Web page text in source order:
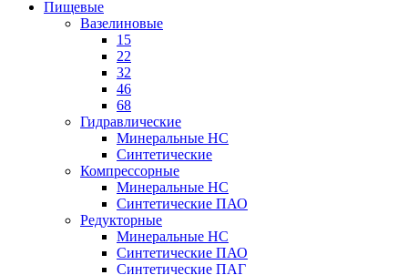
Пищевые
Вазелиновые
15
22
32
46
68
Гидравлические
Минеральные HC
Синтетические
Компрессорные
Минеральные HC
Синтетические ПАО
Редукторные
Минеральные HC
Синтетические ПАО
Синтетические ПАГ